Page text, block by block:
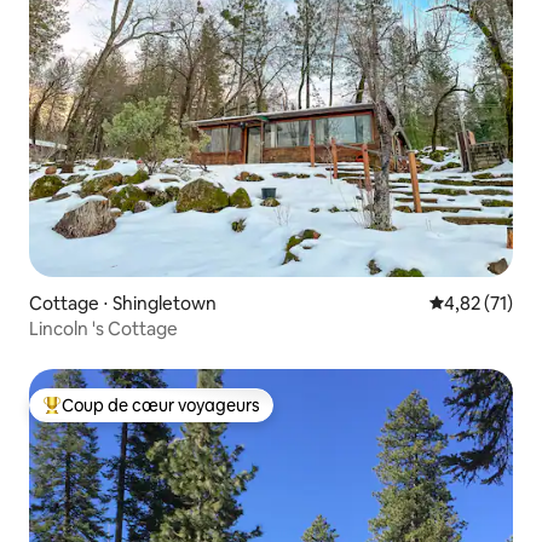
Cottage ⋅ Shingletown Évaluation
4,82 (71)
Lincoln 's Cottage
Coups de cœur voyageurs les plus appréciés
Coup de cœur voyageurs